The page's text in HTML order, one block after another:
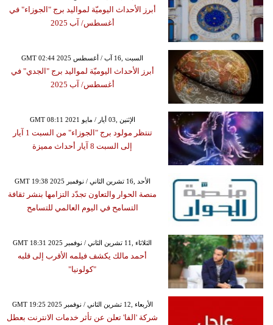
أبرز الأحداث اليوميّة لمواليد برج "الجوزاء" في
أغسطس/ آب 2025
GMT 02:44 2025 السبت ,16 آب / أغسطس
أبرز الأحداث اليوميّة لمواليد برج "الجدي" في
أغسطس/ آب 2025
GMT 08:11 2021 الإثنين ,03 أيار / مايو
تنتظر مولود برج "الجوزاء" من السبت 1 آيار
إلى السبت 8 آيار أحداث مميزة
GMT 19:38 2025 الأحد ,16 تشرين الثاني / نوفمبر
منصة الحوار والتعاون تجدّد التزامها بنشر ثقافة
التسامح في اليوم العالمي للتسامح
GMT 18:31 2025 الثلاثاء ,11 تشرين الثاني / نوفمبر
أحمد مالك يكشف فيلمه الأقرب إلى قلبه
"كولونيا"
GMT 19:25 2025 الأربعاء ,12 تشرين الثاني / نوفمبر
شركة 'الفا' تعلن عن تأثر خدمات الانترنت بعطل